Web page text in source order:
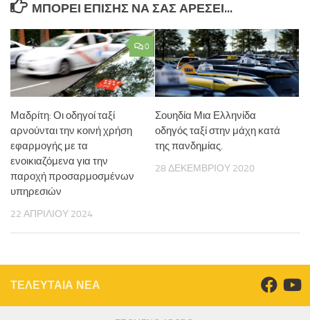
ΜΠΟΡΕΊ ΕΠΊΣΗΣ ΝΑ ΣΑΣ ΑΡΈΣΕΙ...
0
Μαδρίτη: Οι οδηγοί ταξί
αρνούνται την κοινή χρήση
εφαρμογής με τα
ενοικιαζόμενα για την
παροχή προσαρμοσμένων
υπηρεσιών
22 ΑΠΡΙΛΊΟΥ 2024
Σουηδία Μια Ελληνίδα
οδηγός ταξί στην μάχη κατά
της πανδημίας.
28 ΔΕΚΕΜΒΡΊΟΥ 2020
ΤΕΛΕΥΤΑΙΑ ΝΕΑ